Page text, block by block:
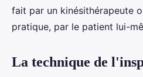
fait par un kinésithérapeute
pratique, par le patient lui-
La technique de